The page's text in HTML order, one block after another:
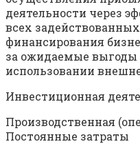
деятельности через
всех
финансирования
за ожидаемые
использовании
Инвестиционная
Производственная
Постоянные затраты